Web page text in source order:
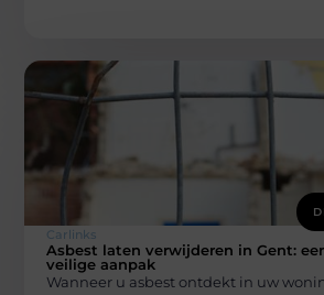
Carlinks
Asbest laten verwijderen in Gent:
veilige aanpak
Wanneer u asbest ontdekt in uw